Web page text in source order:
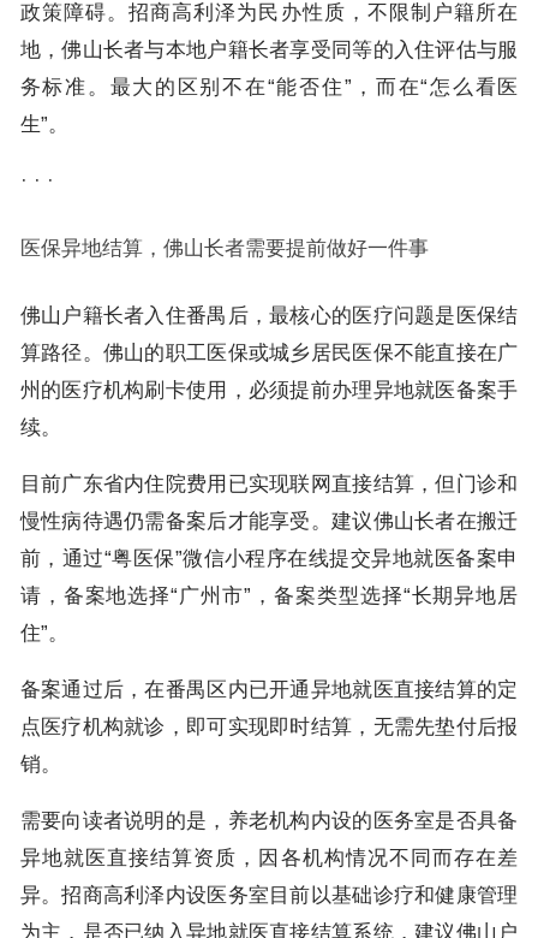
政策障碍。招商高利泽为民办性质，不限制户籍所在
地，佛山长者与本地户籍长者享受同等的入住评估与服
务标准。最大的区别不在“能否住”，而在“怎么看医
生”。
· · ·
医保异地结算，佛山长者需要提前做好一件事
佛山户籍长者入住番禺后，最核心的医疗问题是医保结
算路径。佛山的职工医保或城乡居民医保不能直接在广
州的医疗机构刷卡使用，必须提前办理异地就医备案手
续。
目前广东省内住院费用已实现联网直接结算，但门诊和
慢性病待遇仍需备案后才能享受。建议佛山长者在搬迁
前，通过“粤医保”微信小程序在线提交异地就医备案申
请，备案地选择“广州市”，备案类型选择“长期异地居
住”。
备案通过后，在番禺区内已开通异地就医直接结算的定
点医疗机构就诊，即可实现即时结算，无需先垫付后报
销。
需要向读者说明的是，养老机构内设的医务室是否具备
异地就医直接结算资质，因各机构情况不同而存在差
异。招商高利泽内设医务室目前以基础诊疗和健康管理
为主，是否已纳入异地就医直接结算系统，建议佛山户